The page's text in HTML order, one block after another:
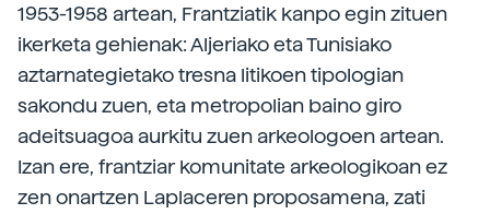
1953-1958 artean, Frantziatik kanpo egin zituen
ikerketa gehienak: Aljeriako eta Tunisiako
aztarnategietako tresna litikoen tipologian
sakondu zuen, eta metropolian baino giro
adeitsuagoa aurkitu zuen arkeologoen artean.
Izan ere, frantziar komunitate arkeologikoan ez
zen onartzen Laplaceren proposamena, zati